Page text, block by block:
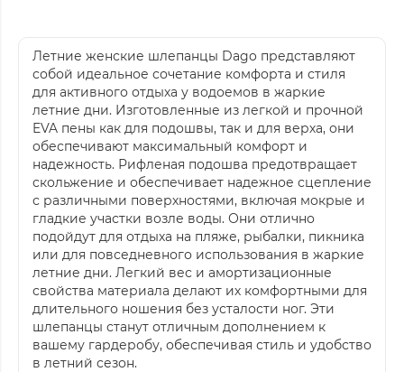
Летние женские шлепанцы Dago представляют
собой идеальное сочетание комфорта и стиля
для активного отдыха у водоемов в жаркие
летние дни. Изготовленные из легкой и прочной
EVA пены как для подошвы, так и для верха, они
обеспечивают максимальный комфорт и
надежность. Рифленая подошва предотвращает
скольжение и обеспечивает надежное сцепление
с различными поверхностями, включая мокрые и
гладкие участки возле воды. Они отлично
подойдут для отдыха на пляже, рыбалки, пикника
или для повседневного использования в жаркие
летние дни. Легкий вес и амортизационные
свойства материала делают их комфортными для
длительного ношения без усталости ног. Эти
шлепанцы станут отличным дополнением к
вашему гардеробу, обеспечивая стиль и удобство
в летний сезон.